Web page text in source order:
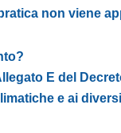
non viene
E del
e ai